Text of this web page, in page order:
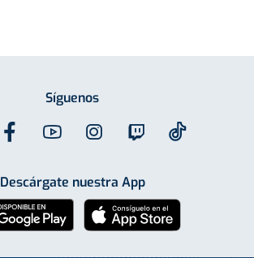
Síguenos
Descárgate nuestra App